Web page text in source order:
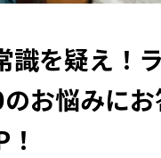
識を疑え！
お悩みに